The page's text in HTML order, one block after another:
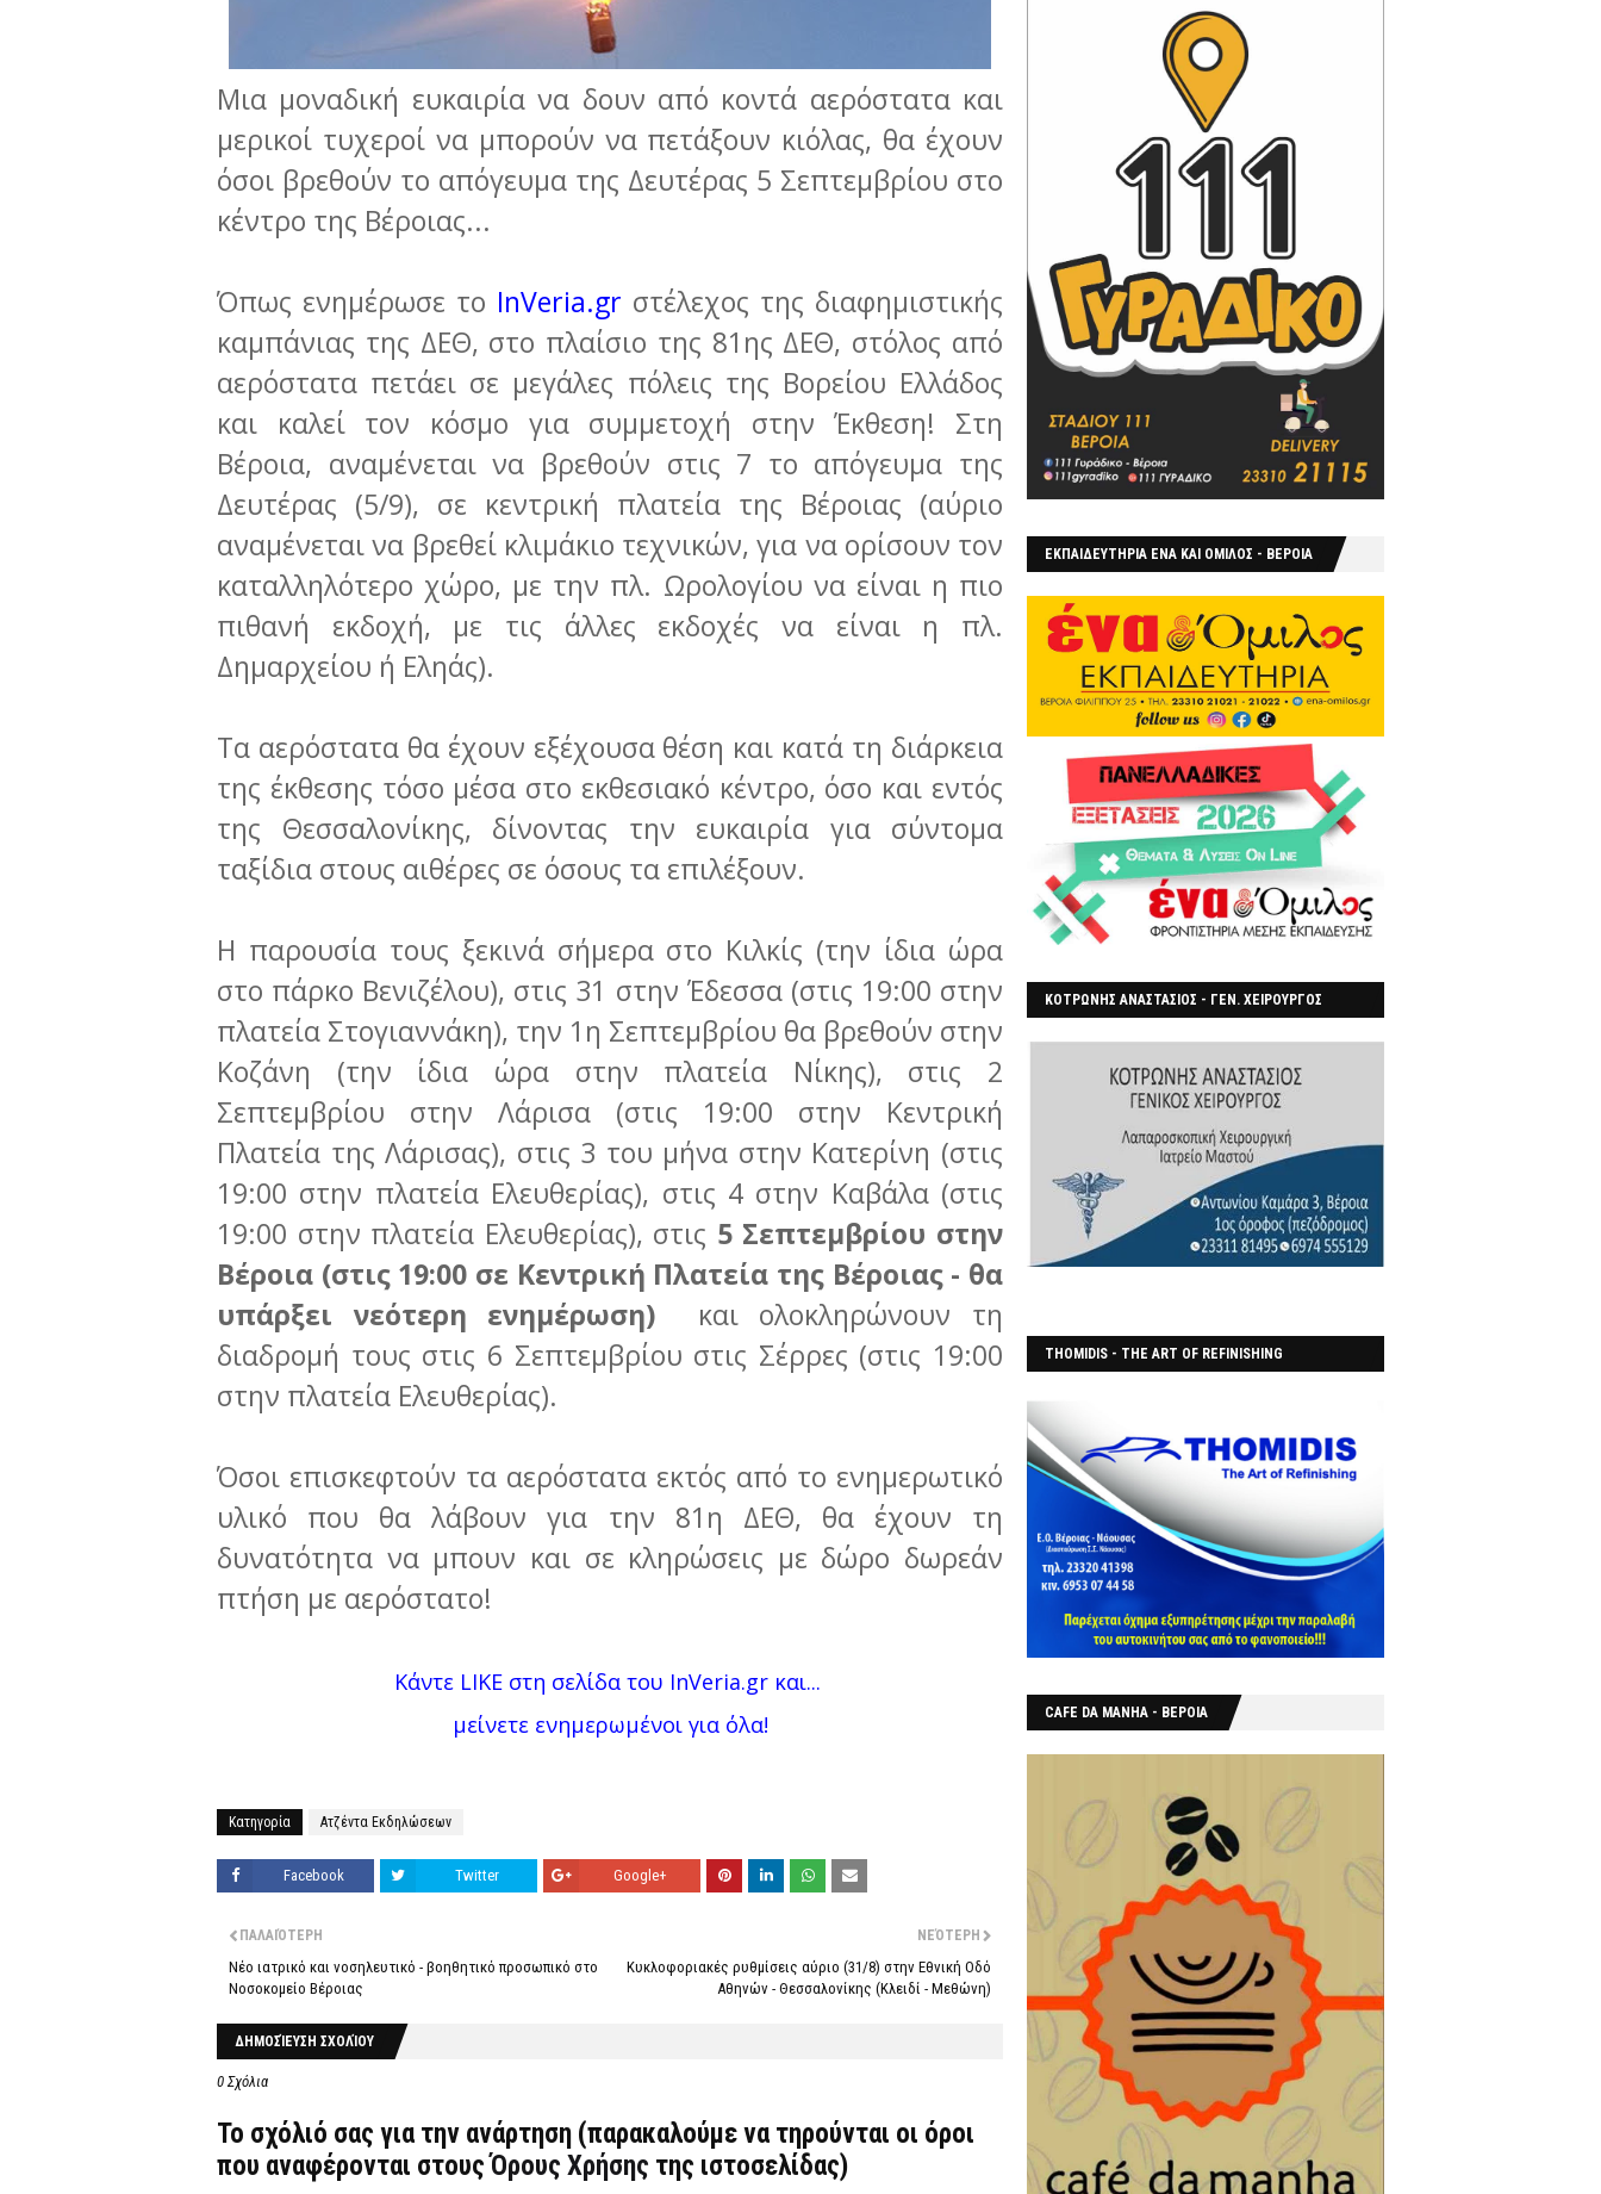
Μια μοναδική ευκαιρία να δουν από κοντά αερόστατα και
μερικοί τυχεροί να μπορούν να πετάξουν κιόλας, θα έχουν
όσοι βρεθούν το απόγευμα της Δευτέρας 5 Σεπτεμβρίου στο
κέντρο της Βέροιας...
Όπως ενημέρωσε το InVeria.gr στέλεχος της διαφημιστικής
καμπάνιας της ΔΕΘ, στο πλαίσιο της 81ης ΔΕΘ, στόλος από
αερόστατα πετάει σε μεγάλες πόλεις της Βορείου Ελλάδος
και καλεί τον κόσμο για συμμετοχή στην Έκθεση! Στη
Βέροια, αναμένεται να βρεθούν στις 7 το απόγευμα της
Δευτέρας (5/9), σε κεντρική πλατεία της Βέροιας (αύριο
αναμένεται να βρεθεί κλιμάκιο τεχνικών, για να ορίσουν τον
καταλληλότερο χώρο, με την πλ. Ωρολογίου να είναι η πιο
πιθανή εκδοχή, με τις άλλες εκδοχές να είναι η πλ.
Δημαρχείου ή Εληάς).
Τα αερόστατα θα έχουν εξέχουσα θέση και κατά τη διάρκεια
της έκθεσης τόσο μέσα στο εκθεσιακό κέντρο, όσο και εντός
της Θεσσαλονίκης, δίνοντας την ευκαιρία για σύντομα
ταξίδια στους αιθέρες σε όσους τα επιλέξουν.
Η παρουσία τους ξεκινά σήμερα στο Κιλκίς (την ίδια ώρα
στο πάρκο Βενιζέλου), στις 31 στην Έδεσσα (στις 19:00 στην
πλατεία Στογιαννάκη), την 1η Σεπτεμβρίου θα βρεθούν στην
Κοζάνη (την ίδια ώρα στην πλατεία Νίκης), στις 2
Σεπτεμβρίου στην Λάρισα (στις 19:00 στην Κεντρική
Πλατεία της Λάρισας), στις 3 του μήνα στην Κατερίνη (στις
19:00 στην πλατεία Ελευθερίας), στις 4 στην Καβάλα (στις
19:00 στην πλατεία Ελευθερίας), στις 5 Σεπτεμβρίου στην
Βέροια (στις 19:00 σε Κεντρική Πλατεία της Βέροιας - θα
υπάρξει νεότερη ενημέρωση)
και ολοκληρώνουν τη
διαδρομή τους στις 6 Σεπτεμβρίου στις Σέρρες (στις 19:00
στην πλατεία Ελευθερίας).
Όσοι επισκεφτούν τα αερόστατα εκτός από το ενημερωτικό
υλικό που θα λάβουν για την 81η ΔΕΘ, θα έχουν τη
δυνατότητα να μπουν και σε κληρώσεις με δώρο δωρεάν
πτήση με αερόστατο!
Κάντε LIKE στη σελίδα του InVeria.gr και...
μείνετε ενημερωμένοι για όλα!
Κατηγορία Ατζέντα Εκδηλώσεων
Facebook Twitter Google+
ΝΕΌΤΕΡΗ
Κυκλοφοριακές ρυθμίσεις αύριο (31/8) στην Εθνική Οδό
Αθηνών - Θεσσαλονίκης (Κλειδί - Μεθώνη)
ΠΑΛΑΙΌΤΕΡΗ
Νέο ιατρικό και νοσηλευτικό - βοηθητικό προσωπικό στο
Νοσοκομείο Βέροιας
ΔΗΜΟΣΊΕΥΣΗ ΣΧΟΛΊΟΥ
0 Σχόλια
Το σχόλιό σας για την ανάρτηση (παρακαλούμε να τηρούνται οι όροι
που αναφέρονται στουςΌρους Χρήσης της ιστοσελίδας)
ΕΚΠΑΙΔΕΥΤΗΡΙΑ ΕΝΑ ΚΑΙ ΟΜΙΛΟΣ - ΒΕΡΟΙΑ
ΚΟΤΡΩΝΗΣ ΑΝΑΣΤΑΣΙΟΣ - ΓΕΝ. ΧΕΙΡΟΥΡΓΟΣ
THOMIDIS - THE ART OF REFINISHING
CAFE DA MANHA - ΒΕΡΟΙΑ